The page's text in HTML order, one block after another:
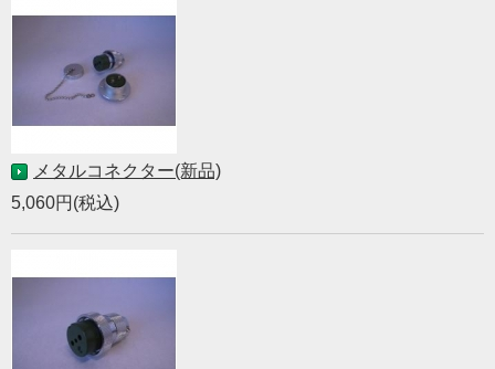
メタルコネクター(新品)
5,060円(税込)